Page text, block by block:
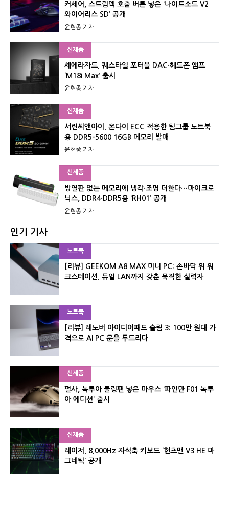
커세어, 스트림덱 호출 버튼 넣은 ‘나이트소드 V2
와이어리스 SD’ 공개
윤현종 기자
신제품
셰에라자드, 퀘스타일 포터블 DAC·헤드폰 앰프
‘M18i Max’ 출시
윤현종 기자
신제품
서린씨앤아이, 온다이 ECC 적용한 팀그룹 노트북
용 DDR5-5600 16GB 메모리 발매
윤현종 기자
신제품
방열판 없는 메모리에 냉각·조명 더한다…마이크로
닉스, DDR4·DDR5용 ‘RH01’ 공개
윤현종 기자
인기 기사
노트북
[리뷰] GEEKOM A8 MAX 미니 PC: 손바닥 위 워
크스테이션, 듀얼 LAN까지 갖춘 묵직한 실력자
노트북
[리뷰] 레노버 아이디어패드 슬림 3: 100만 원대 가
격으로 AI PC 문을 두드리다
신제품
펄사, 녹투아 쿨링팬 넣은 마우스 ‘파인만 F01 녹투
아 에디션’ 출시
신제품
레이저, 8,000Hz 자석축 키보드 ‘헌츠맨 V3 HE 마
그네틱’ 공개